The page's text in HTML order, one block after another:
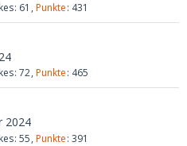
61 Punkte 431
72 Punkte 465
2024
55 Punkte 391